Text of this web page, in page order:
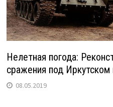
Нелетная погода:
сражения под Иркутском
08.05.2019